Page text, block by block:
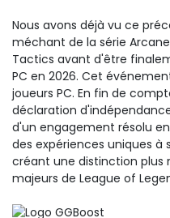
Nous avons déjà vu ce
méchant de la série
Tactics avant d'être
PC en 2026. Cet
joueurs PC. En fin de
déclaration
d'un engagement résolu
des expériences uniques à
créant une distinction plus
majeurs de League of